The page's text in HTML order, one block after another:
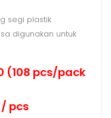
segi plastik
digunakan untuk
(108 pcs/pack
/ pcs